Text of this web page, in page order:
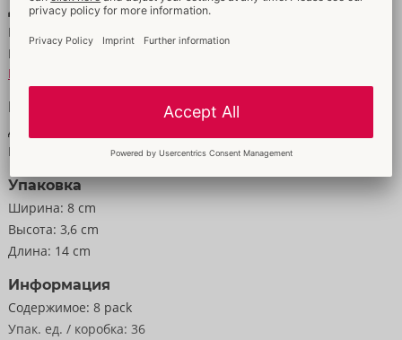
Данные
Цвет:
Материал:
К материальной информации
Размер
Диаметр:
Масса:
Упаковка
Ширина: 8 cm
Высота: 3,6 cm
Длина: 14 cm
Информация
Содержимое: 8 pack
Упак. ед. / коробка: 36